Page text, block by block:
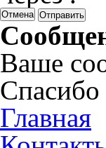
Отмена
Ваше
Спасибо
Главная